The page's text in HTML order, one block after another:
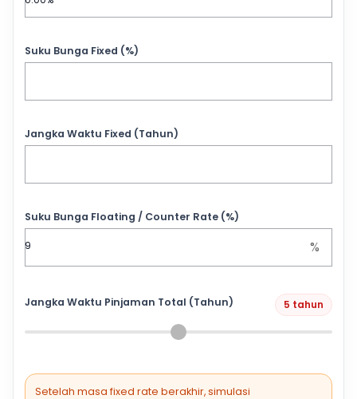
Suku Bunga Fixed (%)
Jangka Waktu Fixed (Tahun)
Suku Bunga Floating / Counter Rate (%)
%
Jangka Waktu Pinjaman Total (Tahun) 5 tahun
Setelah masa fixed rate berakhir, simulasi